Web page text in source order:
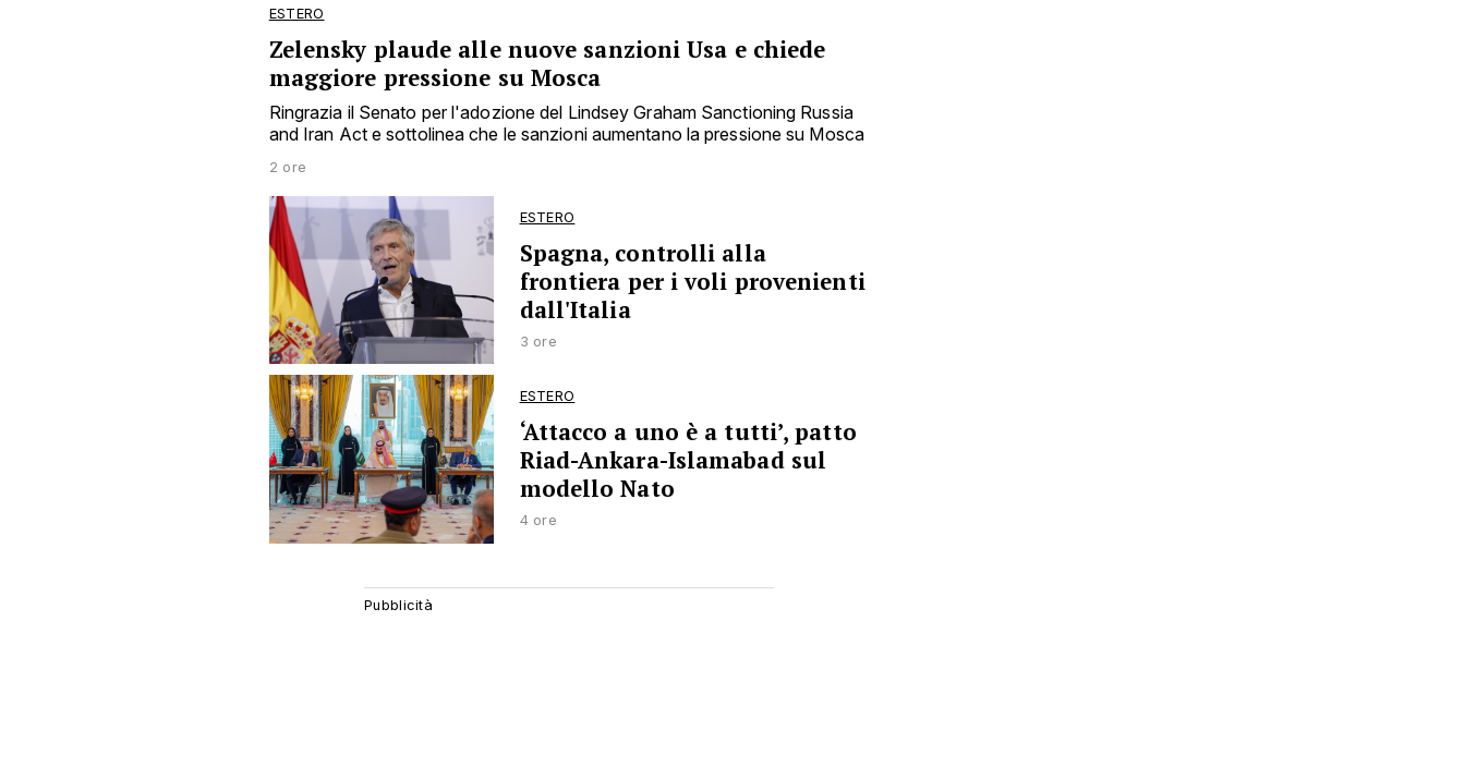
ESTERO
Zelensky plaude alle nuove sanzioni Usa e chiede
maggiore pressione su Mosca
Ringrazia il Senato per l'adozione del Lindsey Graham Sanctioning Russia
and Iran Act e sottolinea che le sanzioni aumentano la pressione su Mosca
2 ore
ESTERO
Spagna, controlli alla
frontiera per i voli provenienti
dall'Italia
3 ore
ESTERO
‘Attacco a uno è a tutti’, patto
Riad-Ankara-Islamabad sul
modello Nato
4 ore